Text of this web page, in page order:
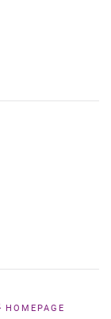
HOMEPAGE